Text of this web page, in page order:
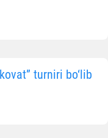
turniri bo‘lib